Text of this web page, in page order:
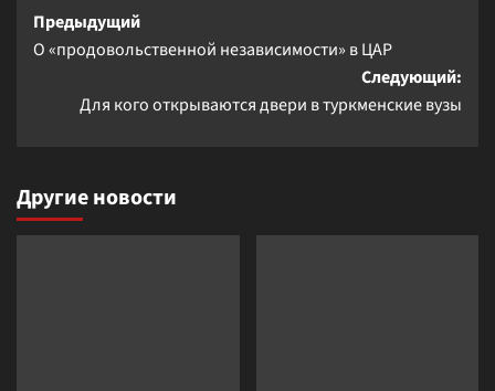
Навигация
записи
Предыдущий
О «продовольственной независимости» в ЦАР
Следующий:
Для кого открываются двери в туркменские вузы
Другие новости